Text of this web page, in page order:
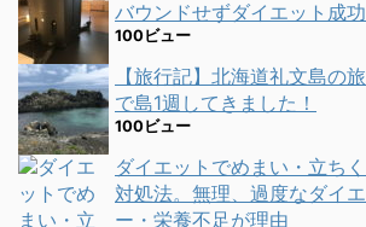
バウンドせずダイエット成
100ビュー
【旅行記】北海道礼文島の
で島1週してきました！
100ビュー
ダイエットでめまい・立ち
対処法。無理、過度なダイ
ー・栄養不足が理由